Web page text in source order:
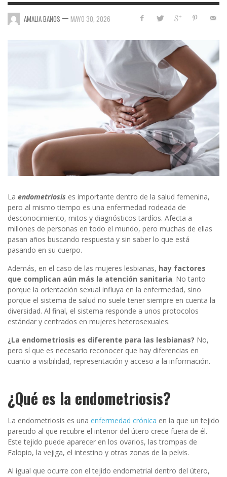
AMALIA BAÑOS — MAYO 30, 2026
La endometriosis es importante dentro de la salud femenina,
pero al mismo tiempo es una enfermedad rodeada de
desconocimiento, mitos y diagnósticos tardíos. Afecta a
millones de personas en todo el mundo, pero muchas de ellas
pasan años buscando respuesta y sin saber lo que está
pasando en su cuerpo.
Además, en el caso de las mujeres lesbianas, hay factores
que complican aún más la atención sanitaria. No tanto
porque la orientación sexual influya en la enfermedad, sino
porque el sistema de salud no suele tener siempre en cuenta la
diversidad. Al final, el sistema responde a unos protocolos
estándar y centrados en mujeres heterosexuales.
¿La endometriosis es diferente para las lesbianas? No,
pero sí que es necesario reconocer que hay diferencias en
cuanto a visibilidad, representación y acceso a la información.
¿Qué es la endometriosis?
La endometriosis es una enfermedad crónica en la que un tejido
parecido al que recubre el interior del útero crece fuera de él.
Este tejido puede aparecer en los ovarios, las trompas de
Falopio, la vejiga, el intestino y otras zonas de la pelvis.
Al igual que ocurre con el tejido endometrial dentro del útero,